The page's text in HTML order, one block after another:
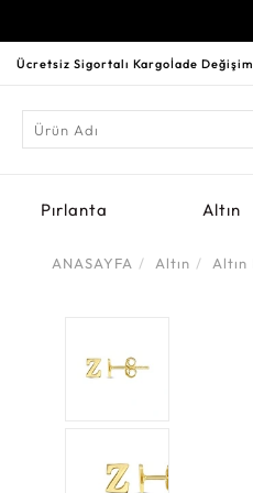
Ücretsiz Sigortalı Kargoİade
Pırlanta Altın
ANASAYFA Altın Altın